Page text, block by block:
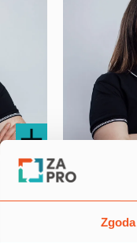
Zgoda
Olga Jurasz